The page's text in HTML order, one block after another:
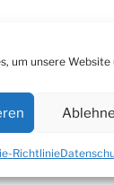
um unsere
Richtlinie